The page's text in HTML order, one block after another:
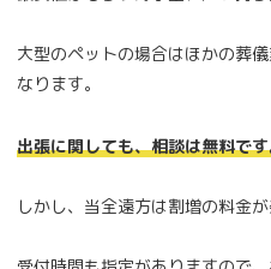
大型のペットの場合はほかの葬
なります。
出張に関しても、相談は無料で
しかし、当全遠方は割増の料金が